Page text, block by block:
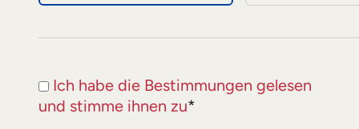
Ich habe die Bestimmungen gelesen
und stimme ihnen zu*